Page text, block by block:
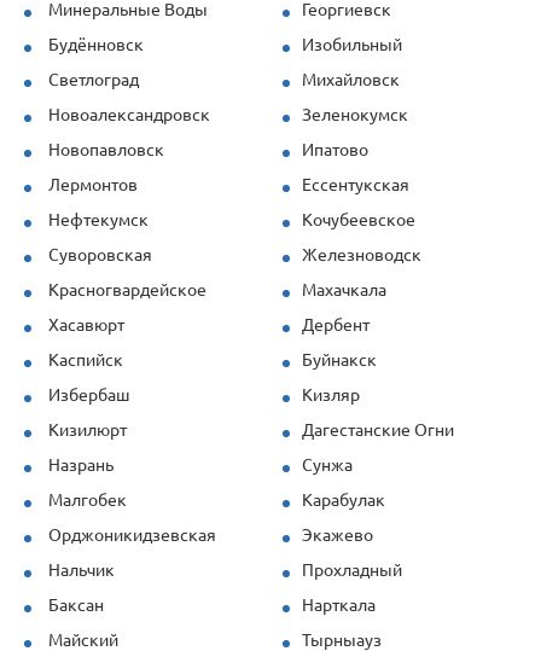
Минеральные Воды
Георгиевск
Будённовск
Изобильный
Светлоград
Михайловск
Новоалександровск
Зеленокумск
Новопавловск
Ипатово
Лермонтов
Ессентукская
Нефтекумск
Кочубеевское
Суворовская
Железноводск
Красногвардейское
Махачкала
Хасавюрт
Дербент
Каспийск
Буйнакск
Избербаш
Кизляр
Кизилюрт
Дагестанские Огни
Назрань
Сунжа
Малгобек
Карабулак
Орджоникидзевская
Экажево
Нальчик
Прохладный
Баксан
Нарткала
Майский
Тырныауз